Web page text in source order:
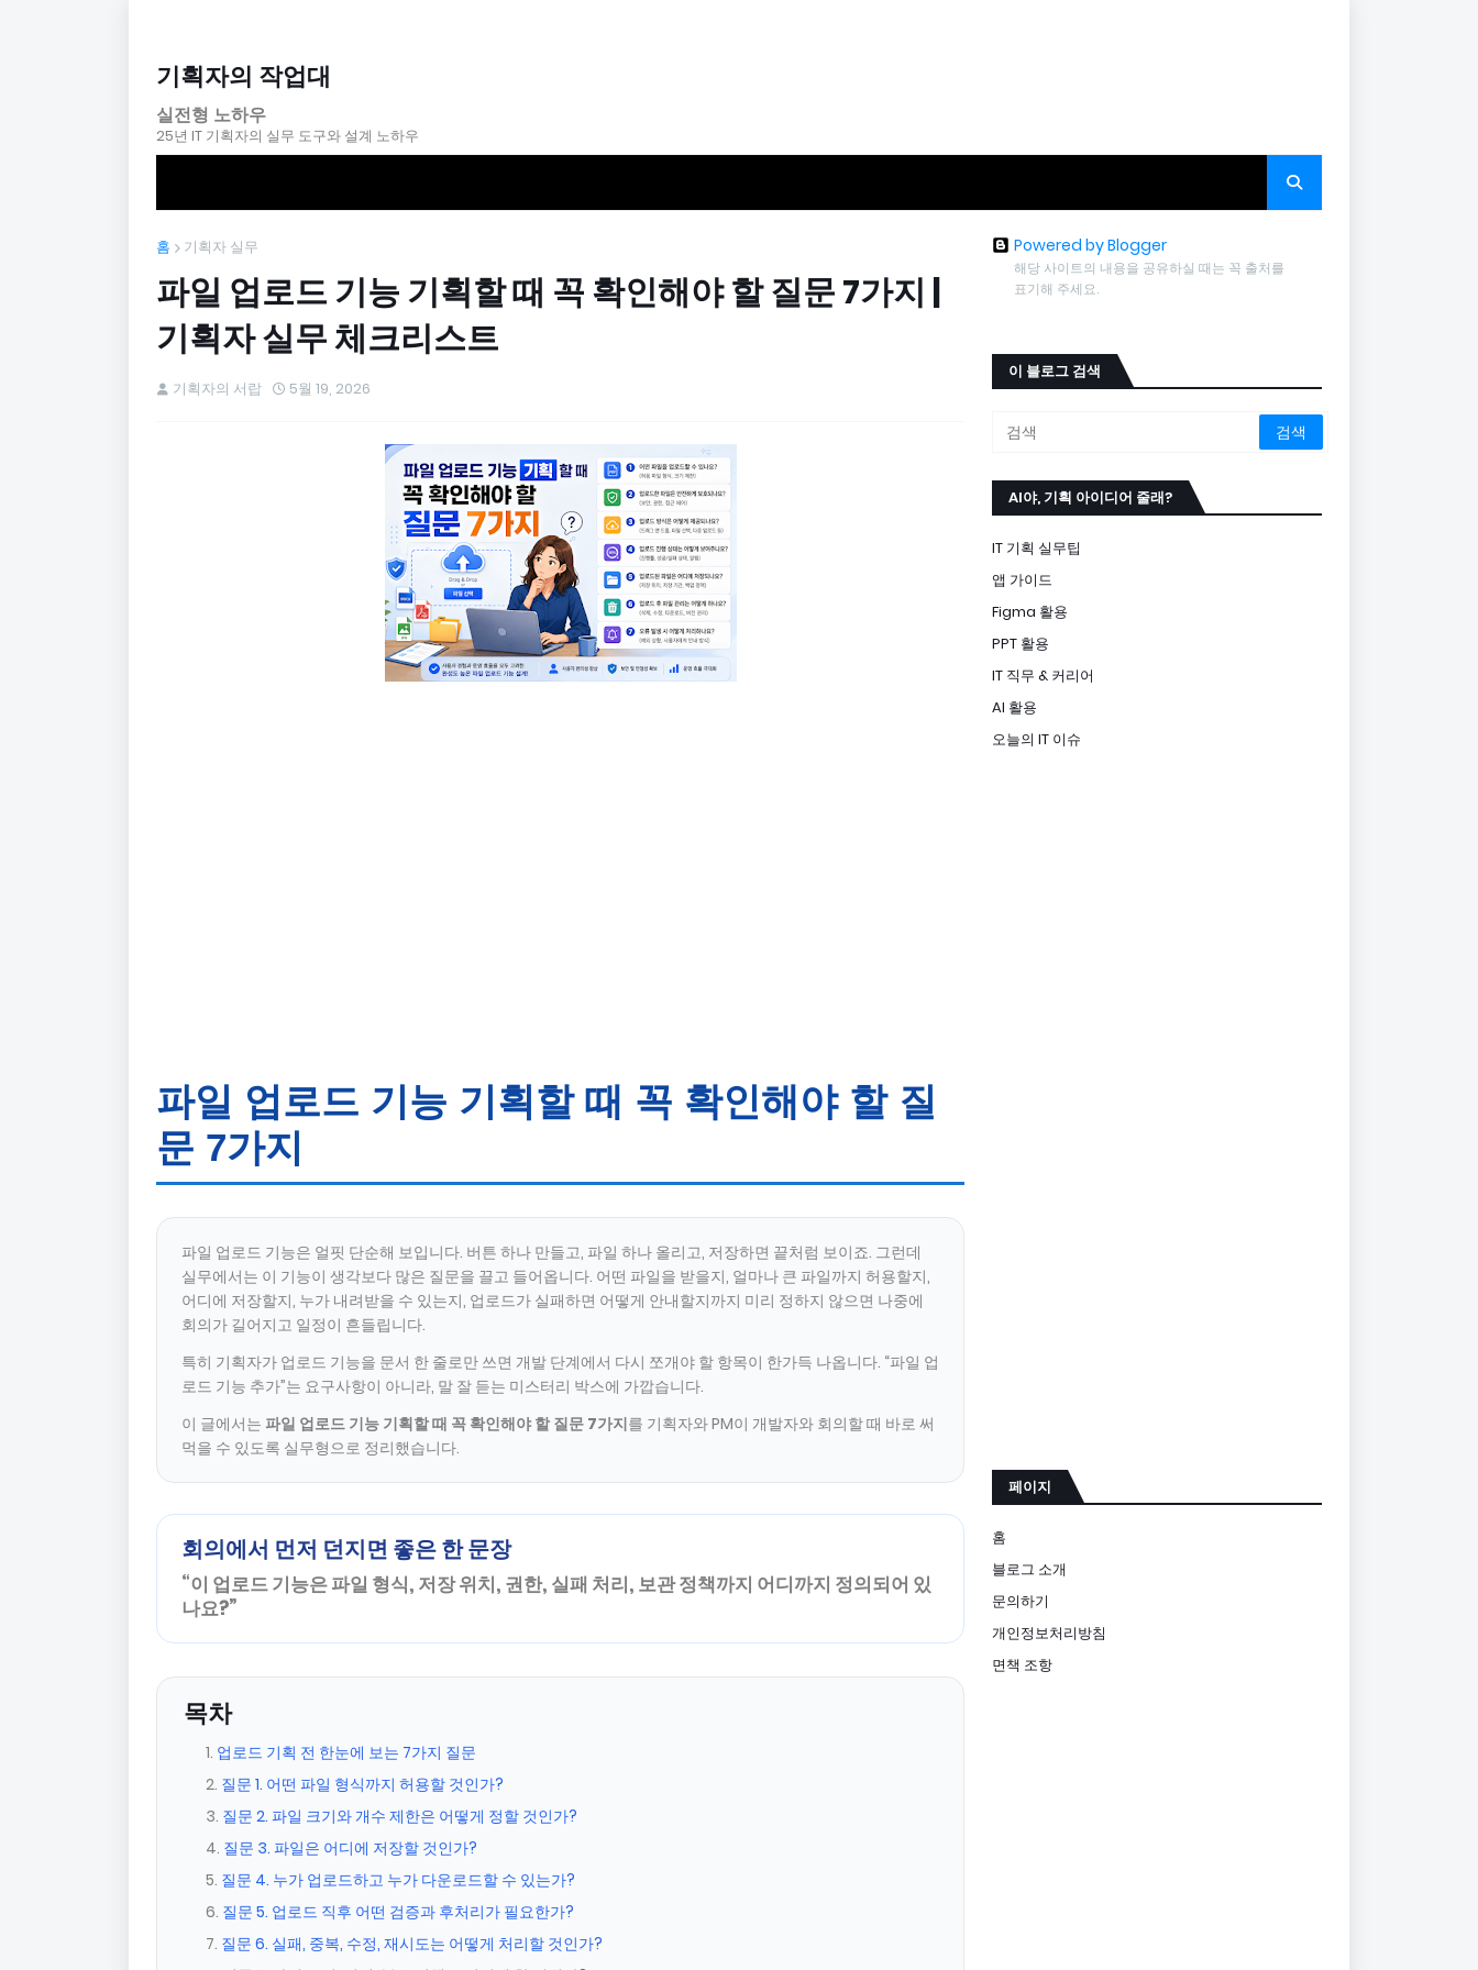
기획자의 작업대
실전형 노하우
25년 IT 기획자의 실무 도구와 설계 노하우
홈 기획자 실무
파일 업로드 기능 기획할 때 꼭 확인해야 할 질문 7가지 |
기획자 실무 체크리스트
기획자의 서랍 5월 19, 2026
파일 업로드 기능 기획할 때 꼭 확인해야 할 질
문 7가지
파일 업로드 기능은 얼핏 단순해 보입니다. 버튼 하나 만들고, 파일 하나 올리고, 저장하면 끝처럼 보이죠. 그런데
실무에서는 이 기능이 생각보다 많은 질문을 끌고 들어옵니다. 어떤 파일을 받을지, 얼마나 큰 파일까지 허용할지,
어디에 저장할지, 누가 내려받을 수 있는지, 업로드가 실패하면 어떻게 안내할지까지 미리 정하지 않으면 나중에
회의가 길어지고 일정이 흔들립니다.
특히 기획자가 업로드 기능을 문서 한 줄로만 쓰면 개발 단계에서 다시 쪼개야 할 항목이 한가득 나옵니다. “파일 업
로드 기능 추가”는 요구사항이 아니라, 말 잘 듣는 미스터리 박스에 가깝습니다.
이 글에서는 파일 업로드 기능 기획할 때 꼭 확인해야 할 질문 7가지를 기획자와 PM이 개발자와 회의할 때 바로 써
먹을 수 있도록 실무형으로 정리했습니다.
회의에서 먼저 던지면 좋은 한 문장
“이 업로드 기능은 파일 형식, 저장 위치, 권한, 실패 처리, 보관 정책까지 어디까지 정의되어 있
나요?”
목차
업로드 기획 전 한눈에 보는 7가지 질문
질문 1. 어떤 파일 형식까지 허용할 것인가?
질문 2. 파일 크기와 개수 제한은 어떻게 정할 것인가?
질문 3. 파일은 어디에 저장할 것인가?
질문 4. 누가 업로드하고 누가 다운로드할 수 있는가?
질문 5. 업로드 직후 어떤 검증과 후처리가 필요한가?
질문 6. 실패, 중복, 수정, 재시도는 어떻게 처리할 것인가?
Powered by Blogger
해당 사이트의 내용을 공유하실 때는 꼭 출처를
표기해 주세요.
이 블로그 검색
AI야, 기획 아이디어 줄래?
IT 기획 실무팁
앱 가이드
Figma 활용
PPT 활용
IT 직무 & 커리어
AI 활용
오늘의 IT 이슈
페이지
홈
블로그 소개
문의하기
개인정보처리방침
면책 조항